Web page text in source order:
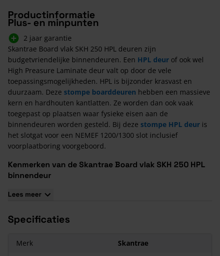
Productinformatie
Plus- en minpunten
2 jaar garantie
Skantrae Board vlak SKH 250 HPL deuren zijn
budgetvriendelijke binnendeuren. Een HPL deur of ook wel
High Preasure Laminate deur valt op door de vele
toepassingsmogelijkheden. HPL is bijzonder krasvast en
duurzaam. Deze stompe boarddeuren hebben een massieve
kern en hardhouten kantlatten. Ze worden dan ook vaak
toegepast op plaatsen waar fysieke eisen aan de
binnendeuren worden gesteld. Bij deze stompe HPL deur is
het slotgat voor een NEMEF 1200/1300 slot inclusief
voorplaatboring voorgeboord.
Kenmerken van de Skantrae Board vlak SKH 250 HPL
binnendeur
Kras- en vormvast
2 jaar garantie
Lees meer
Specificaties
Merk Skantrae